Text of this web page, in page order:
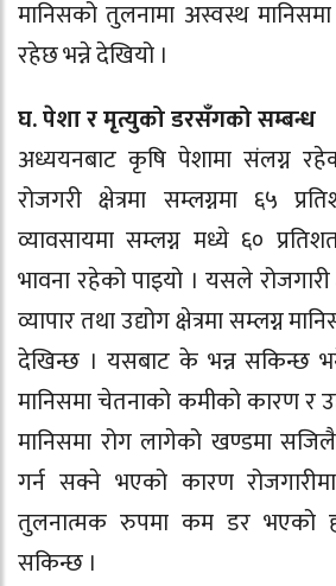
मानिसको तुलनामा अस्वस्थ
रहेछ भन्ने देखियो ।
घ. पेशा र मृत्युको डरसँगको सम्बन्ध
अध्ययनबाट कृषि पेशामा संलग्न
रोजगरी क्षेत्रमा सम्लग्नमा ६५
व्यावसायमा सम्लग्न मध्ये ६०
भावना रहेको पाइयो । यसले
व्यापार तथा उद्योग क्षेत्रमा सम्लग्न
देखिन्छ । यसबाट के भन्न सकिन्छ भने
मानिसमा चेतनाको कमीको कारण र
मानिसमा रोग लागेको खण्डमा सजिलै
गर्न सक्ने भएको कारण
तुलनात्मक रुपमा कम डर भएको
सकिन्छ ।